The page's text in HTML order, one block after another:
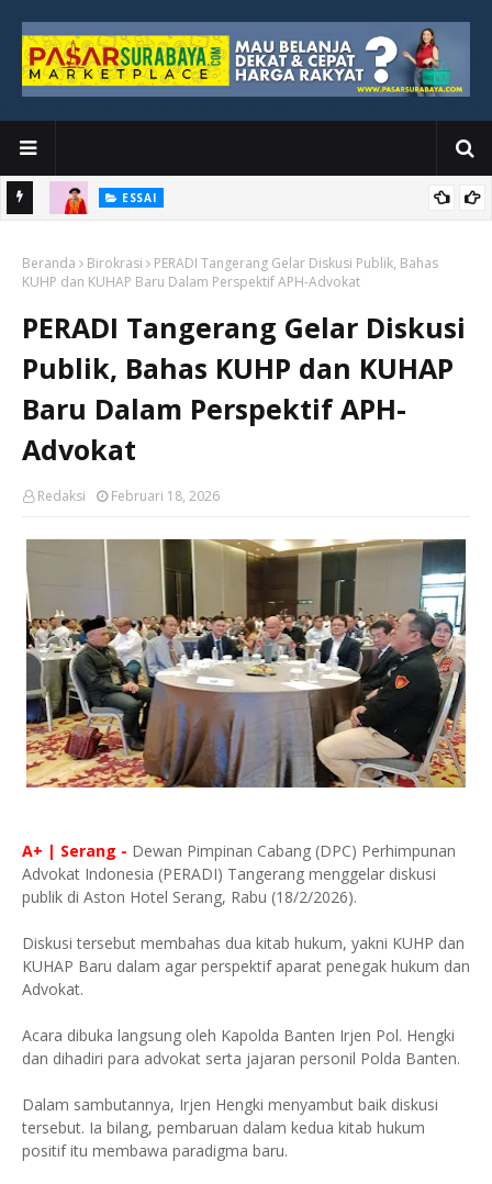
ESSAI
Tidak Berhenti di Panggung Wisuda
Beranda Birokrasi
PERADI Tangerang Gelar Diskusi Publik, Bahas
KUHP dan KUHAP Baru Dalam Perspektif APH-Advokat
PERADI Tangerang Gelar Diskusi
Publik, Bahas KUHP dan KUHAP
Baru Dalam Perspektif APH-
Advokat
Redaksi Februari 18, 2026
A+ | Serang - Dewan Pimpinan Cabang (DPC) Perhimpunan
Advokat Indonesia (PERADI) Tangerang menggelar diskusi
publik di Aston Hotel Serang, Rabu (18/2/2026).
Diskusi tersebut membahas dua kitab hukum, yakni KUHP dan
KUHAP Baru dalam agar perspektif aparat penegak hukum dan
Advokat.
Acara dibuka langsung oleh Kapolda Banten Irjen Pol. Hengki
dan dihadiri para advokat serta jajaran personil Polda Banten.
Dalam sambutannya, Irjen Hengki menyambut baik diskusi
tersebut. Ia bilang, pembaruan dalam kedua kitab hukum
positif itu membawa paradigma baru.